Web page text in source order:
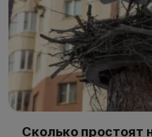
Сколько простоят